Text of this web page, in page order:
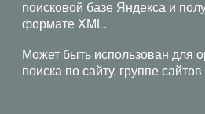
поисковой базе Яндекса и
формате XML.
Может быть использован для
поиска по сайту, группе